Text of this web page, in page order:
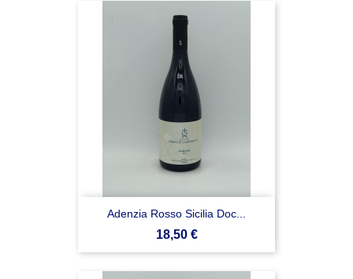
Adenzia Rosso Sicilia Doc...
Prezzo
18,50 €